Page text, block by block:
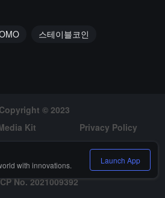
스테이블코인
Copyright © 2023
Kit
Privacy Policy
No. 2021009392
with innovations. Launch App